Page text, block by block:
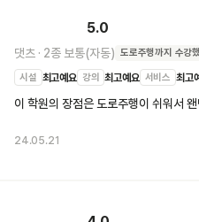
5.0
댓츠 · 2종 보통(자동) 도로주행까지 수강
시설 최고예요 강의 최고예요 서비스 최고
이 학원의 장점은 도로주행이 쉬워서
24.05.21